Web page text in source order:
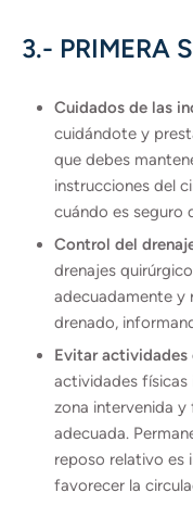
3.- PRIMERA
Cuidados de las
cuidándote y
que debes
instrucciones del
cuándo es seguro
Control del
drenajes
adecuadamente y
drenado,
Evitar actividades
actividades físicas
zona intervenida y
adecuada.
reposo relativo es
favorecer la